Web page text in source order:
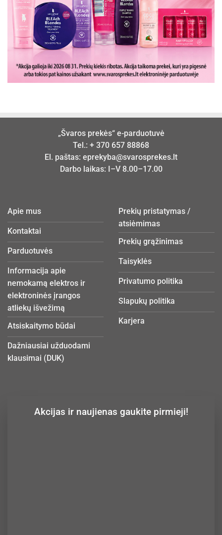
„Švaros prekės“ e-parduotuvė
Tel.: + 370 657 88868
El. paštas: eprekyba@svarosprekes.lt
Darbo laikas: I–V 8.00–17.00
Apie mus
Kontaktai
Parduotuvės
Informacija apie
nemokamą elektros ir
elektroninės įrangos
atliekų išvežimą
Atsiskaitymo būdai
Dažniausiai užduodami
klausimai (DUK)
Prekių pristatymas /
atsiėmimas
Prekių grąžinimas
Taisyklės
Privatumo politika
Slapukų politika
Karjera
Akcijas ir naujienas gaukite pirmieji!